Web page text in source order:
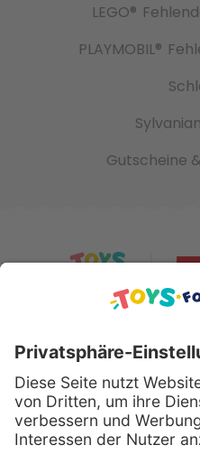
LEGO®
PLAYMOBIL®
Gutscheine
Sicher